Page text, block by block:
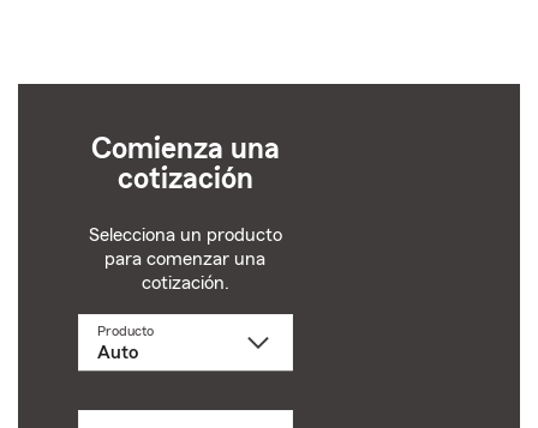
Comienza una
cotización
Selecciona un producto
para comenzar una
cotización.
ProductoSelecciona